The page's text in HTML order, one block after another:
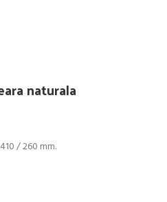
naturala
/ 260 mm.